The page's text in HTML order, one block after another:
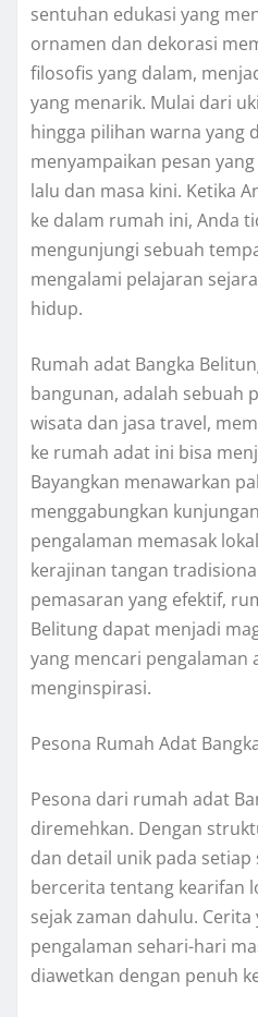
sentuhan edukasi yang
ornamen dan dekorasi
filosofis yang dalam,
yang menarik. Mulai dari
hingga pilihan warna yang
menyampaikan pesan
lalu dan masa kini. Ketika
ke dalam rumah ini, Anda
mengunjungi sebuah
mengalami pelajaran
hidup.
Rumah adat Bangka
bangunan, adalah sebuah
wisata dan jasa travel,
ke rumah adat ini bisa
Bayangkan menawarkan
menggabungkan
pengalaman memasak
kerajinan tangan
pemasaran yang efektif,
Belitung dapat menjadi
yang mencari pengalaman
menginspirasi.
Pesona Rumah Adat
Pesona dari rumah adat
diremehkan. Dengan
dan detail unik pada
bercerita tentang kearifan
sejak zaman dahulu.
pengalaman sehari-hari
diawetkan dengan penuh